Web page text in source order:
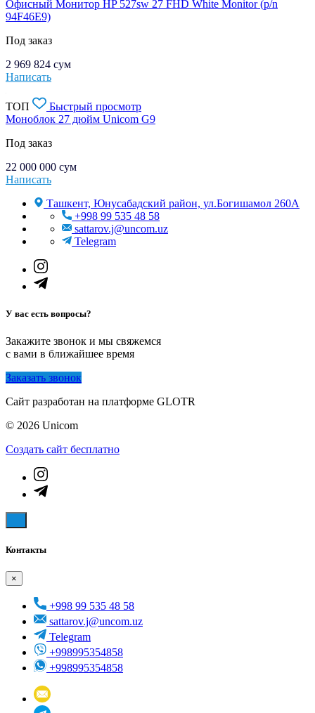
Офисный Монитор HP 527sw 27 FHD White Monitor (p/n
94F46E9)
Под заказ
2 969 824 сум
Написать
ТОП
Быстрый просмотр
Моноблок 27 дюйм Unicom G9
Под заказ
22 000 000 сум
Написать
Ташкент, Юнусабадский район, ул.Богишамол 260А
+998 99 535 48 58
sattarov.j@uncom.uz
Telegram
У вас есть вопросы?
Закажите звонок и мы свяжемся
с вами в ближайшее время
Заказать звонок
Сайт разработан на платформе GLOTR
© 2026 Unicom
Создать cайт бесплатно
Контакты
×
+998 99 535 48 58
sattarov.j@uncom.uz
Telegram
+998995354858
+998995354858